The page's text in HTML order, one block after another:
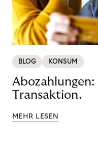
BLOG KONSUM
Transaktion.
MEHR LESEN